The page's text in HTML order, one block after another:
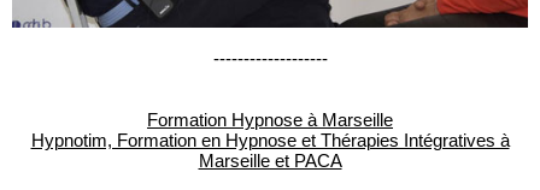
-------------------
Formation Hypnose à Marseille
Hypnotim, Formation en Hypnose et Thérapies Intégratives à
Marseille et PACA